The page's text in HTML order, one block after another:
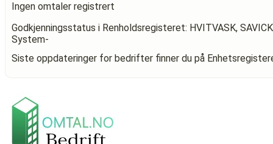
Ingen omtaler registrert
Godkjenningsstatus i Renholdsregisteret: HVITVASK,
System-
Siste oppdateringer for bedrifter finner du på